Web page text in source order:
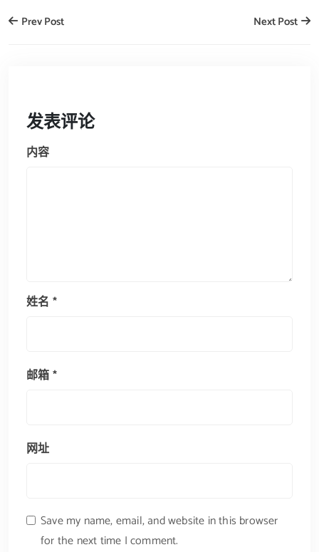
Prev Post Next Post
发表评论
内容
姓名 *
邮箱*
网址
Save my name, email, and website in this browser
for the next time I comment.